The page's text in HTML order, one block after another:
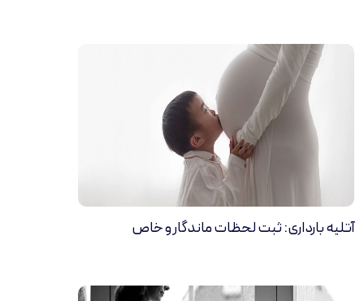
آتلیه بارداری: ثبت لحظات ماندگار و خاص